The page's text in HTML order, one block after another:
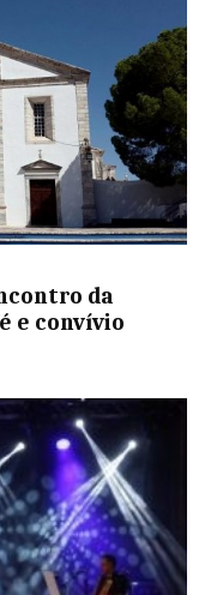
da
e convívio